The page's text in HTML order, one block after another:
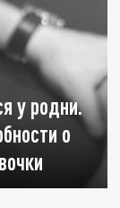
у родни.
о